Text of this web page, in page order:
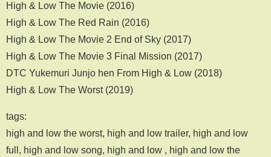
High & Low The Movie (2016)
High & Low The Red Rain (2016)
High & Low The Movie 2 End of Sky (2017)
High & Low The Movie 3 Final Mission (2017)
DTC Yukemuri Junjo hen From High & Low (2018)
High & Low The Worst (2019)
tags:
high and low the worst, high and low trailer, high and low
full, high and low song, high and low , high and low the